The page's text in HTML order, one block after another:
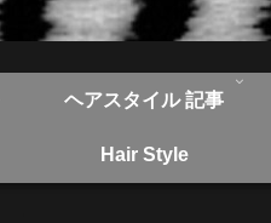
ヘアスタイル 記事
Hair Style